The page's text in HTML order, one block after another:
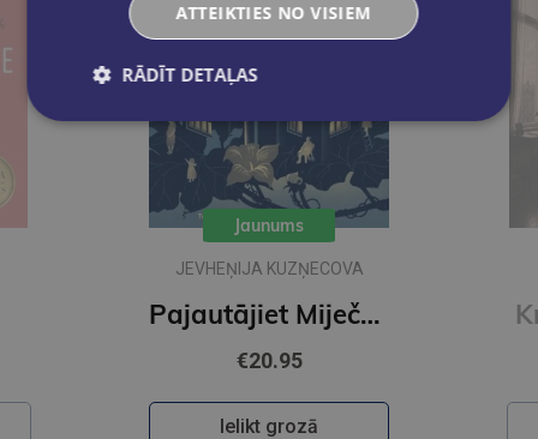
Jaunums
JEVHEŅIJA KUZŅECOVA
Pajautājiet Miječkai
€20.95
Ielikt grozā
ATTEIKTIES NO VISIEM
RĀDĪT DETAĻAS